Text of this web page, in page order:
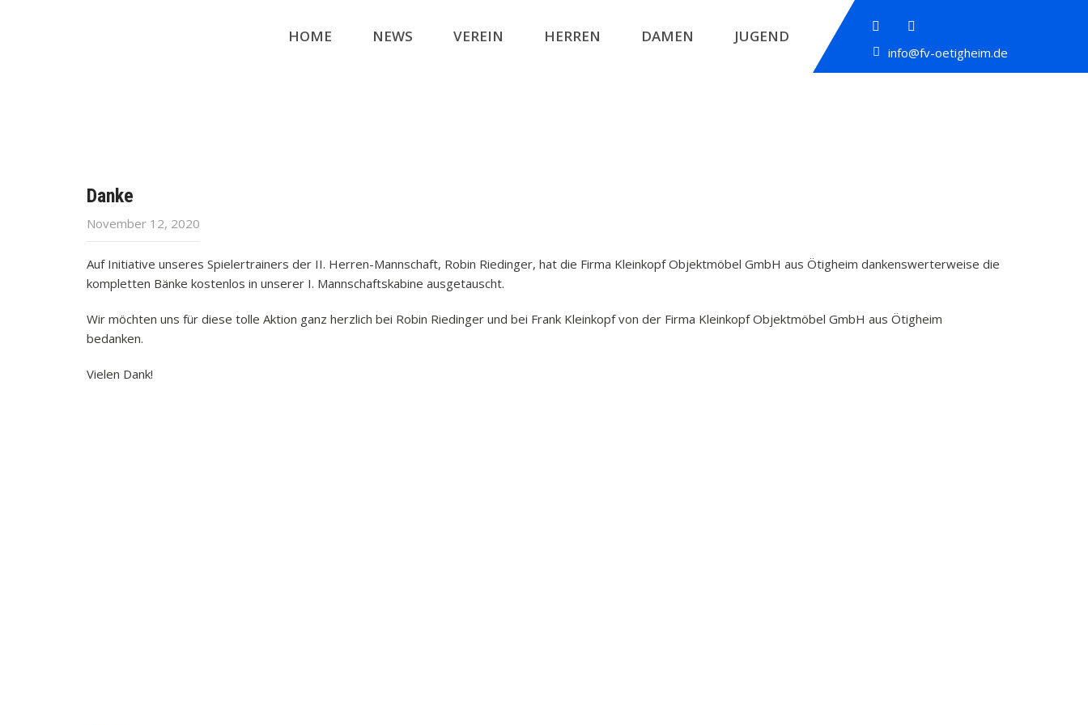
info@fv-oetigheim.de
HOME NEWS VEREIN HERREN DAMEN JUGEND
Danke
November 12, 2020
Auf Initiative unseres Spielertrainers der II. Herren-Mannschaft, Robin Riedinger, hat die Firma Kleinkopf Objektmöbel GmbH aus Ötigheim dankenswerterweise die
kompletten Bänke kostenlos in unserer I. Mannschaftskabine ausgetauscht.
Wir möchten uns für diese tolle Aktion ganz herzlich bei Robin Riedinger und bei Frank Kleinkopf von der Firma Kleinkopf Objektmöbel GmbH aus Ötigheim
bedanken.
Vielen Dank!